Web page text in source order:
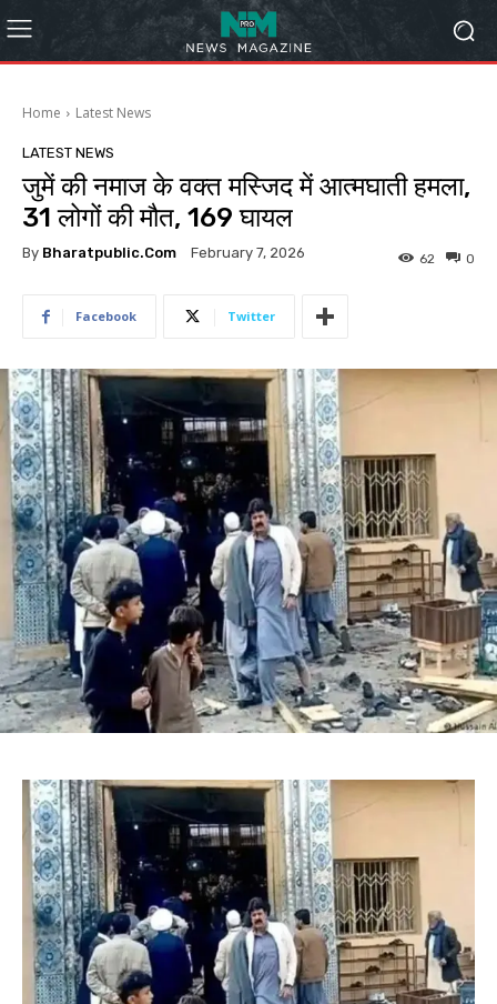
Home Latest News
LATEST NEWS
जुमें की नमाज के वक्त मस्जिद में आत्मघाती हमला,
31 लोगों की मौत, 169 घायल
By Bharatpublic.com February 7, 2026 0
62
Facebook Twitter